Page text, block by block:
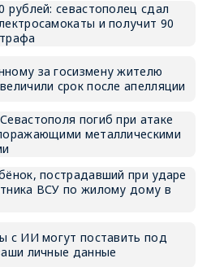
рублей: севастополец сдал
и получит 90
за госизмену жителю
срок после апелляции
погиб при атаке
металлическими
пострадавший при ударе
ВСУ по жилому дому в
с ИИ могут поставить под
личные данные